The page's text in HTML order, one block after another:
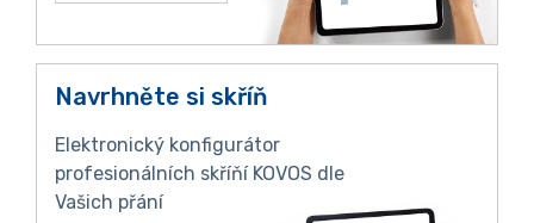
Navrhněte si skříň
Elektronický konfigurátor
profesionálních skříňí KOVOS dle
Vašich přání